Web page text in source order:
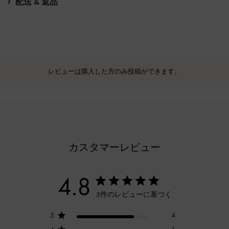
レビューは購入した方のみ投稿ができます。
カスタマーレビュー
4.8 5件のレビューに基づく
5
4